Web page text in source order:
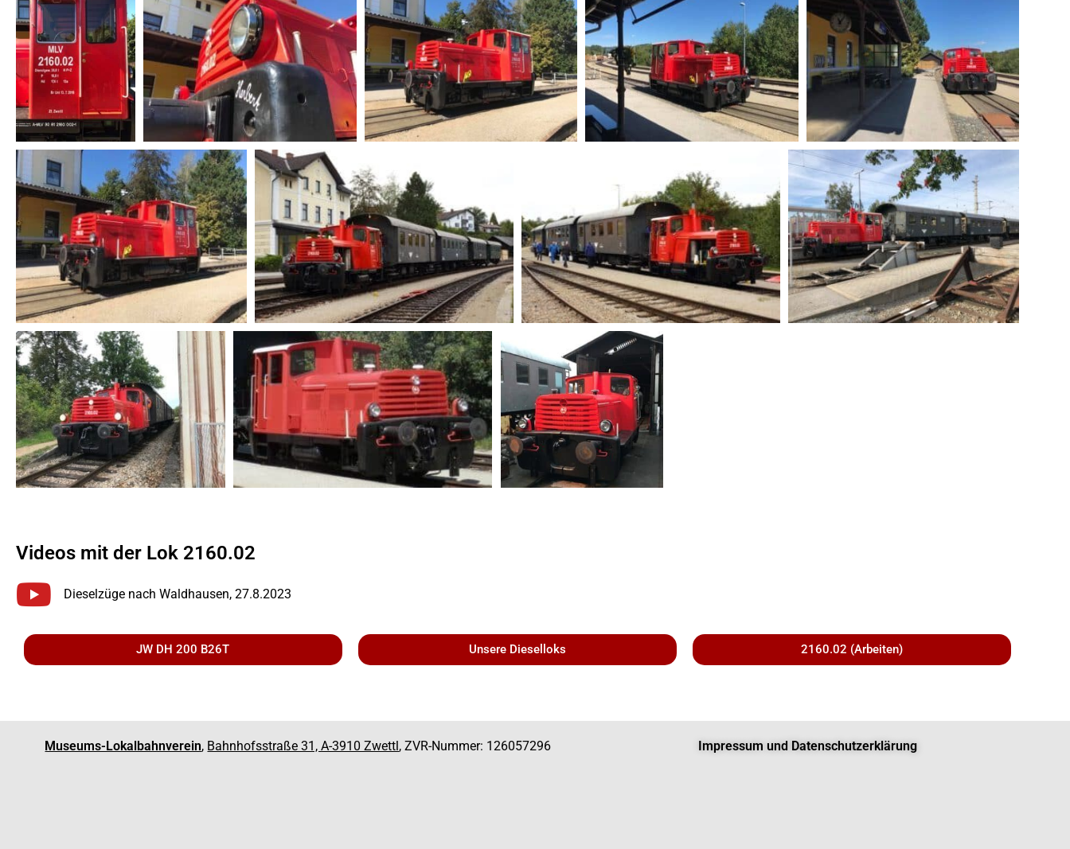
Videos mit der Lok 2160.02
Dieselzüge nach Waldhausen, 27.8.2023
JW DH 200 B26T Unsere Dieselloks 2160.02 (Arbeiten)
Museums-Lokalbahnverein, Bahnhofsstraße 31, A-3910 Zwettl, ZVR-Nummer: 126057296 Impressum und Datenschutzerklärung